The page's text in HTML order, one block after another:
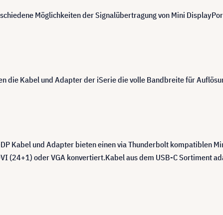
Möglichkeiten der Signalübertragung von Mini
die Kabel und Adapter der iSerie die volle Bandbreite für
Kabel und Adapter bieten einen via Thunderbolt kompatiblen
(24+1) oder VGA konvertiert.Kabel aus dem USB-C Sortiment